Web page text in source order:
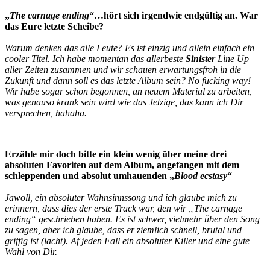
„The carnage ending“…hört sich irgendwie endgültig an. War
das Eure letzte Scheibe?
Warum denken das alle Leute? Es ist einzig und allein einfach ein
cooler Titel. Ich habe momentan das allerbeste SinisterLine Up
aller Zeiten zusammen und wir schauen erwartungsfroh in die
Zukunft und dann soll es das letzte Album sein? No fucking way!
Wir habe sogar schon begonnen, an neuem Material zu arbeiten,
was genauso krank sein wird wie das Jetzige, das kann ich Dir
versprechen, hahaha.
Erzähle mir doch bitte ein klein wenig über meine drei
absoluten Favoriten auf dem Album, angefangen mit dem
schleppenden und absolut umhauenden „Blood ecstasy“
Jawoll, ein absoluter Wahnsinnssong und ich glaube mich zu
erinnern, dass dies der erste Track war, den wir „The carnage
ending“ geschrieben haben. Es ist schwer, vielmehr über den Song
zu sagen, aber ich glaube, dass er ziemlich schnell, brutal und
griffig ist (lacht). Af jeden Fall ein absoluter Killer und eine gute
Wahl von Dir.